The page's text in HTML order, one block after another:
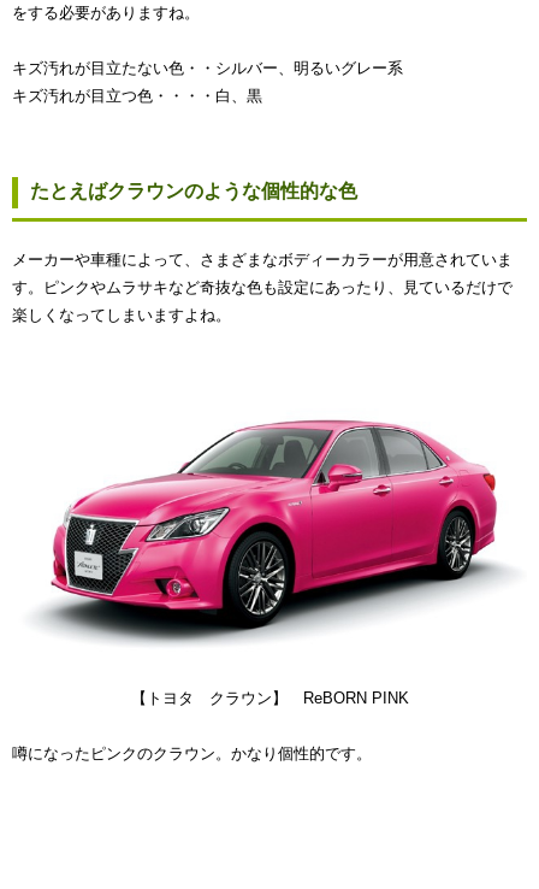
をする必要がありますね。
キズ汚れが目立たない色・・シルバー、明るいグレー系
キズ汚れが目立つ色・・・・白、黒
たとえばクラウンのような個性的な色
メーカーや車種によって、さまざまなボディーカラーが用意されていま
す。ピンクやムラサキなど奇抜な色も設定にあったり、見ているだけで
楽しくなってしまいますよね。
【トヨタ クラウン】 ReBORN PINK
噂になったピンクのクラウン。かなり個性的です。